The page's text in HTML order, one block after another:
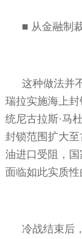
■ 从金融制
这种做法并
瑞拉实施海上
统尼古拉斯·马
封锁范围扩大
油进口受阻，
面临如此实质
冷战结束后